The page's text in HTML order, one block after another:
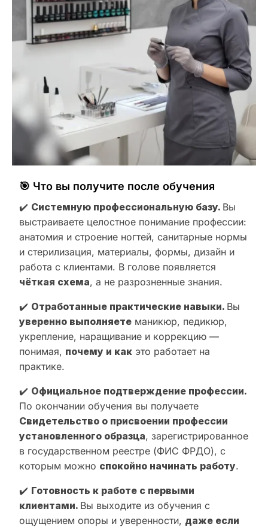
🎯 Что вы получите после обучения
✔️ Системную профессиональную базу. Вы
выстраиваете целостное понимание профессии:
анатомия и строение ногтей, санитарные нормы
и стерилизация, материалы, формы, дизайн и
работа с клиентами. В голове появляется
чёткая схема, а не разрозненные знания.
✔️ Отработанные практические навыки. Вы
уверенно выполняете маникюр, педикюр,
укрепление, наращивание и коррекцию —
понимая, почему и как это работает на
практике.
✔️ Официальное подтверждение профессии.
По окончании обучения вы получаете
Свидетельство о присвоении профессии
установленного образца, зарегистрированное
в государственном реестре (ФИС ФРДО), с
которым можно спокойно начинать работу.
✔️ Готовность к работе с первыми
клиентами. Вы выходите из обучения с
ощущением опоры и уверенности, даже если